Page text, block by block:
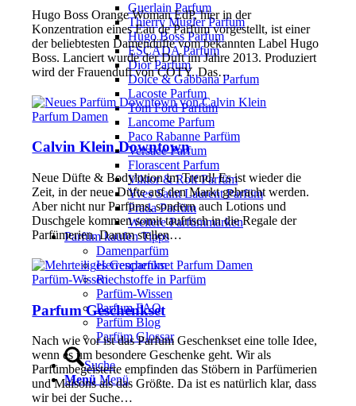
Guerlain Parfum
Thierry Mugler Parfum
Hugo Boss Parfum
ESCADA Parfum
Dior Parfum
Dolce & Gabbana Parfum
Lacoste Parfum
Tom Ford Parfüm
Lancome Parfum
Paco Rabanne Parfüm
Versace Parfum
Florascent Parfum
Viktor & Rolf Parfüm
Yves Saint Laurent Parfüm
Prada Parfüm
Weitere Parfümmarken
Parfüm kaufen Tipps
Damenparfüm
Herrenparfüm
Riechstoffe in Parfüm
Parfüm-Wissen
Parfum FAQ
Parfüm Blog
Parfüm Glossar
Suche
Menü Menü
Hugo Boss Orange Woman EdP, hier in der
Konzentration eines Eau de Parfum vorgestellt, ist einer
der beliebtesten Damendüfte vom bekannten Label Hugo
Boss. Lanciert wurde der Duft im Jahre 2013. Produziert
wird der Frauenduft von COTY. Das…
Parfum Damen
Calvin Klein Downtown
Neue Düfte & Bodylotion im Trend! Es ist wieder die
Zeit, in der neue Düfte auf den Markt gebracht werden.
Aber nicht nur Parfüms, sondern auch Lotions und
Duschgele kommen somit taufrisch in die Regale der
Parfümerien. Darum stellen…
Parfüm-Wissen
Parfum Geschenkset
Nach wie vor ist das Parfum Geschenkset eine tolle Idee,
wenn es um besondere Geschenke geht. Wir als
Parfümbegeisterte empfinden das Stöbern in Parfümerien
und Maisons als das Größte. Da ist es natürlich klar, dass
wir bei der Suche…